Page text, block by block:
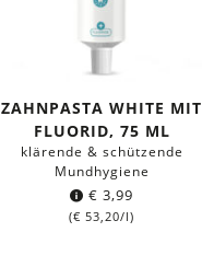
ZAHNPASTA WHITE MIT
FLUORID, 75 ML
klärende & schützende
Mundhygiene
€ 3,99
(€ 53,20/l)